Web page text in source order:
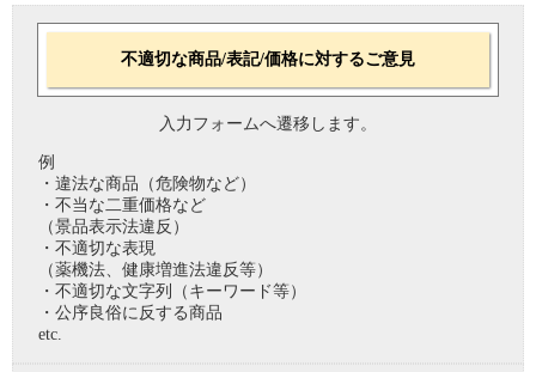
不適切な商品/表記/価格に対するご意見
入力フォームへ遷移します。
例
・違法な商品（危険物など）
・不当な二重価格など
（景品表示法違反）
・不適切な表現
（薬機法、健康増進法違反等）
・不適切な文字列（キーワード等）
・公序良俗に反する商品
etc.